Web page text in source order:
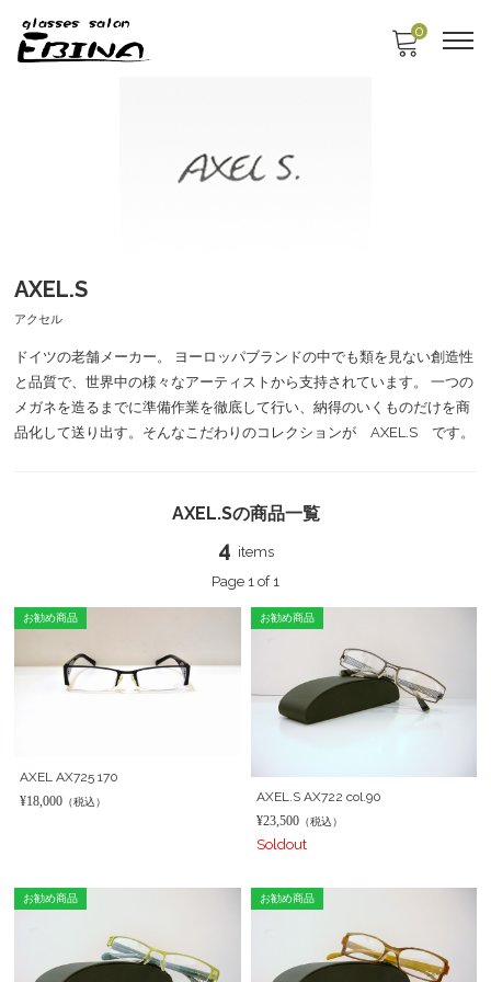
0
AXEL.S
アクセル
ドイツの老舗メーカー。 ヨーロッパブランドの中でも類を見ない創造性
と品質で、世界中の様々なアーティストから支持されています。 一つの
メガネを造るまでに準備作業を徹底して行い、納得のいくものだけを商
品化して送り出す。そんなこだわりのコレクションが AXEL.S です。
AXEL.Sの商品一覧
4 items
Page 1 of 1
お勧め商品
AXEL AX725 170
¥18,000 （税込）
お勧め商品
AXEL.S AX722 col.90
¥23,500（税込）
Soldout
お勧め商品 お勧め商品